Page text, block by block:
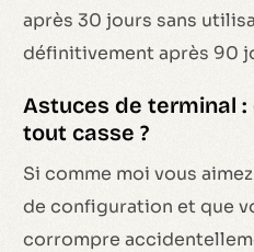
après 30 jours sans
définitivement après 90
Astuces de terminal
tout casse ?
Si comme moi vous
de configuration et que
corrompre